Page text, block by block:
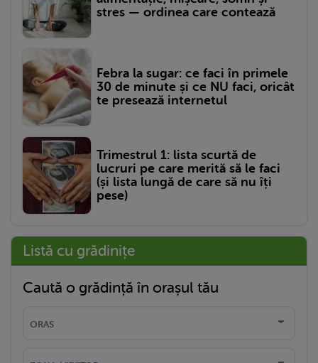
stres — ordinea care contează
Febra la sugar: ce faci în primele
30 de minute și ce NU faci, oricât
te presează internetul
Trimestrul 1: lista scurtă de
lucruri pe care merită să le faci
(și lista lungă de care să nu îți
pese)
Listă cu grădinițe
Caută o grădință în orașul tău